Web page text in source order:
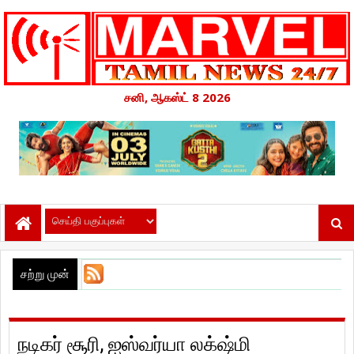
சனி, ஆகஸ்ட் 8 2026
சற்று முன்
நடிகர் சூரி, ஐஸ்வர்யா லக்‌ஷ்மி